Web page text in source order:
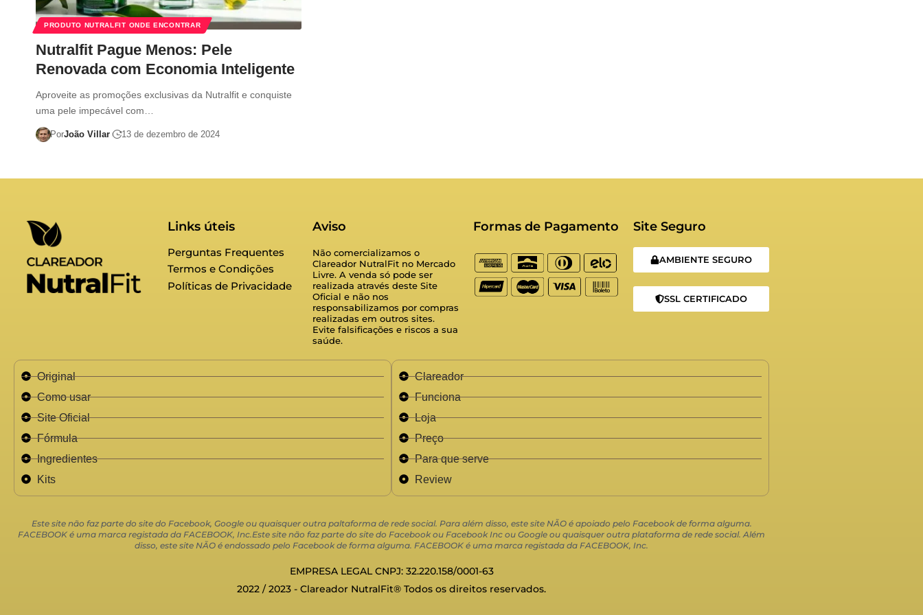
PRODUTO NUTRALFIT ONDE ENCONTRAR
Nutralfit Pague Menos: Pele
Renovada com Economia Inteligente
Aproveite as promoções exclusivas da Nutralfit e conquiste
uma pele impecável com…
PorJoão Villar 13 de dezembro de 2024
Links úteis
Perguntas Frequentes
Termos e Condições
Políticas de Privacidade
Aviso
Não comercializamos o
Clareador NutralFit no Mercado
Livre. A venda só pode ser
realizada através deste Site
Oficial e não nos
responsabilizamos por compras
realizadas em outros sites.
Evite falsificações e riscos a sua
saúde.
Formas de Pagamento Site Seguro
AMBIENTE SEGURO
SSL CERTIFICADO
Original
Como usar
Site Oficial
Fórmula
Ingredientes
Kits
Clareador
Funciona
Loja
Preço
Para que serve
Review
Este site não faz parte do site do Facebook, Google ou quaisquer outra paltaforma de rede social. Para além disso, este site NÃO é apoiado pelo Facebook de forma alguma.
FACEBOOK é uma marca registada da FACEBOOK, Inc.Este site não faz parte do site do Facebook ou Facebook Inc ou Google ou quaisquer outra plataforma de rede social. Além
disso, este site NÃO é endossado pelo Facebook de forma alguma. FACEBOOK é uma marca registada da FACEBOOK, Inc.
EMPRESA LEGAL CNPJ: 32.220.158/0001-63
2022 / 2023 - Clareador NutralFit® Todos os direitos reservados.